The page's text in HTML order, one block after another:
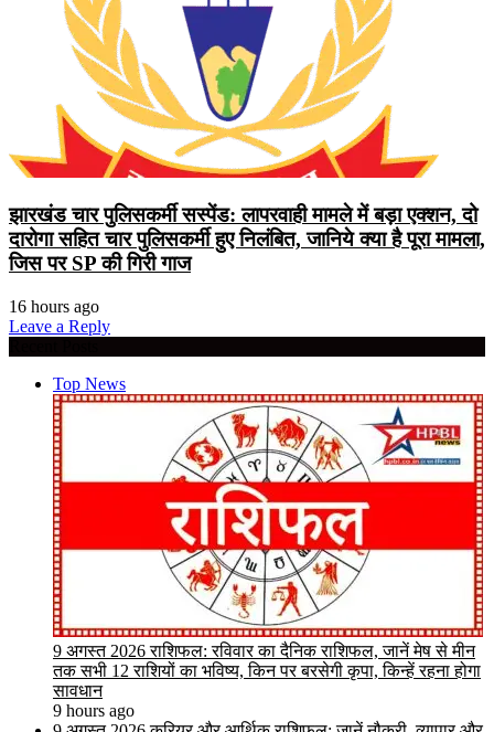
झारखंड चार पुलिसकर्मी सस्पेंड: लापरवाही मामले में बड़ा एक्शन, दो
दारोगा सहित चार पुलिसकर्मी हुए निलंबित, जानिये क्या है पूरा मामला,
जिस पर SP की गिरी गाज
16 hours ago
Leave a Reply
Top News
9 अगस्त 2026 राशिफल: रविवार का दैनिक राशिफल, जानें मेष से मीन
तक सभी 12 राशियों का भविष्य, किन पर बरसेगी कृपा, किन्हें रहना होगा
सावधान
9 hours ago